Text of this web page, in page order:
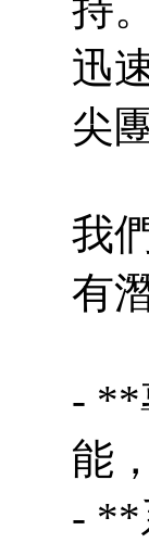
持
迅
尖
我
有
- **
能
- **